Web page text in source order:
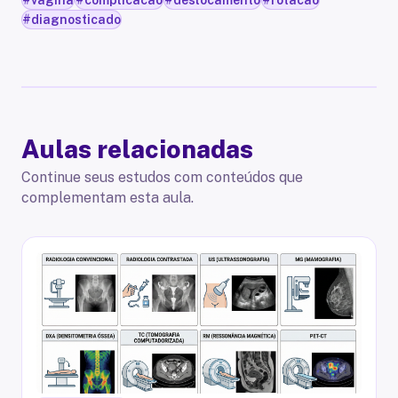
#diagnosticado
Aulas relacionadas
Continue seus estudos com conteúdos que
complementam esta aula.